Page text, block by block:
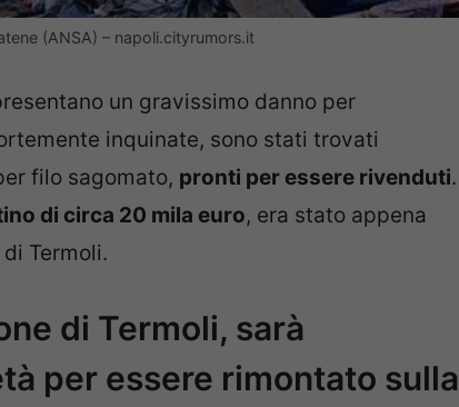
(ANSA) – napoli.cityrumors.it
un gravissimo danno per
inquinate, sono stati trovati
filo sagomato, pronti per essere rivenduti.
di circa 20 mila euro, era stato appena
Termoli.
di Termoli, sarà
per essere rimontato sulla